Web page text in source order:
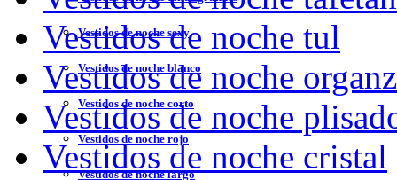
Vestidos de noche sexy
Vestidos de noche blanco
Vestidos de noche corto
Vestidos de noche rojo
Vestidos de noche largo
Vestidos de noche tul
Vestidos de noche
Vestidos de noche
Vestidos de noche cristal